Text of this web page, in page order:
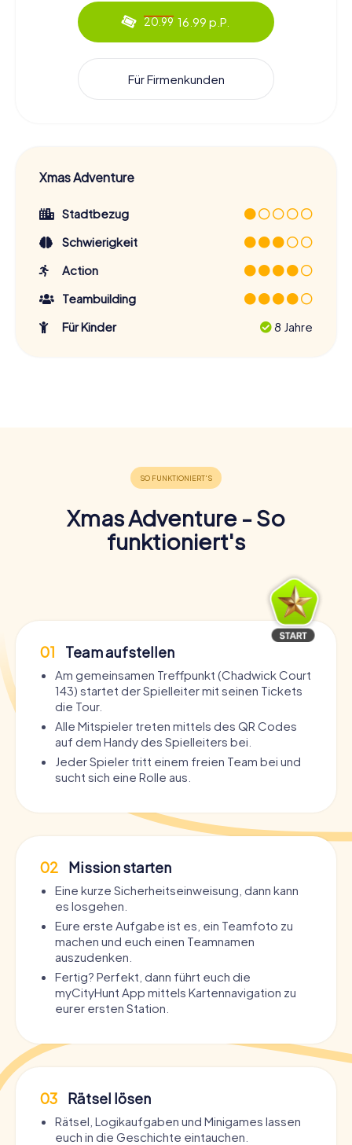
20.99 16.99 p.P.
Für Firmenkunden
Xmas Adventure
Stadtbezug
Schwierigkeit
Action
Teambuilding
Für Kinder
8 Jahre
Xmas Adventure - So
funktioniert's
01 Team aufstellen
Am gemeinsamen Treffpunkt (Chadwick Court
143) startet der Spielleiter mit seinen Tickets
die Tour.
Alle Mitspieler treten mittels des QR Codes
auf dem Handy des Spielleiters bei.
Jeder Spieler tritt einem freien Team bei und
sucht sich eine Rolle aus.
02 Mission starten
Eine kurze Sicherheitseinweisung, dann kann
es losgehen.
Eure erste Aufgabe ist es, ein Teamfoto zu
machen und euch einen Teamnamen
auszudenken.
Fertig? Perfekt, dann führt euch die
myCityHunt App mittels Kartennavigation zu
eurer ersten Station.
03 Rätsel lösen
Rätsel, Logikaufgaben und Minigames lassen
euch in die Geschichte eintauchen.